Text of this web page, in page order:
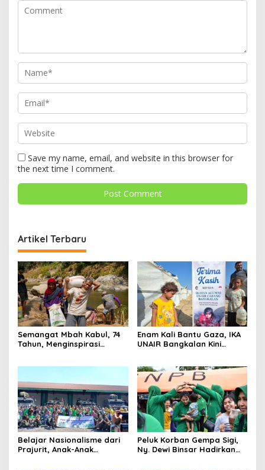
Save my name, email, and website in this browser for
the next time I comment.
Artikel Terbaru
Semangat Mbah Kabul, 74
Tahun, Menginspirasi
Enam Kali Bantu Gaza, IKA
UNAIR Bangkalan Kini
Belajar Nasionalisme dari
Prajurit, Anak-Anak
Peluk Korban Gempa Sigi,
Ny. Dewi Binsar Hadirkan